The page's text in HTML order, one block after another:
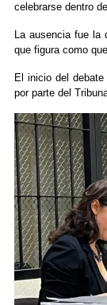
celebrarse dentro
La ausencia fue la
que figura como
El inicio del
por parte del